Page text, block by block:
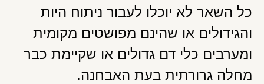
כל השאר לא יוכלו לעבור ניתוח היות
והגידולים או שהינם מפושטים מקומית
ומערבים כלי דם גדולים או שקיימת כבר
מחלה גרורתית בעת האבחנה.